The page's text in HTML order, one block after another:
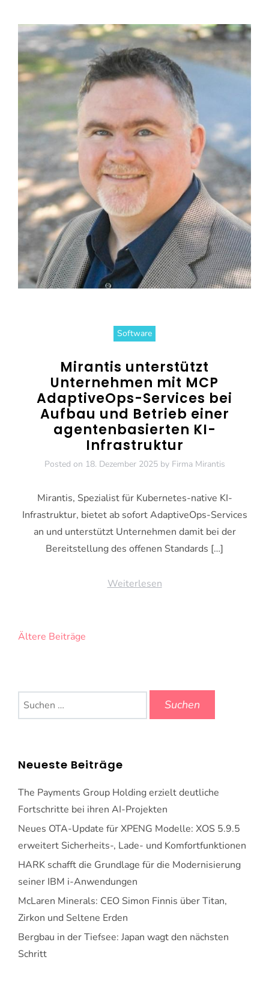
Software
Mirantis unterstützt
Unternehmen mit MCP
AdaptiveOps-Services bei
Aufbau und Betrieb einer
agentenbasierten KI-
Infrastruktur
Posted on 18. Dezember 2025by Firma Mirantis
Mirantis, Spezialist für Kubernetes-native KI-
Infrastruktur, bietet ab sofort AdaptiveOps-Services
an und unterstützt Unternehmen damit bei der
Bereitstellung des offenen Standards […]
Weiterlesen
Beitragsnavigation
Ältere Beiträge
Suchen
nach:
Neueste Beiträge
The Payments Group Holding erzielt deutliche
Fortschritte bei ihren AI-Projekten
Neues OTA-Update für XPENG Modelle: XOS 5.9.5
erweitert Sicherheits-, Lade- und Komfortfunktionen
HARK schafft die Grundlage für die Modernisierung
seiner IBM i-Anwendungen
McLaren Minerals: CEO Simon Finnis über Titan,
Zirkon und Seltene Erden
Bergbau in der Tiefsee: Japan wagt den nächsten
Schritt